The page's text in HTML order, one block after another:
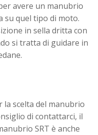
avere un manubrio
su quel tipo di moto.
in sella dritta con
si tratta di guidare in
la scelta del manubrio
di contattarci, il
SRT è anche